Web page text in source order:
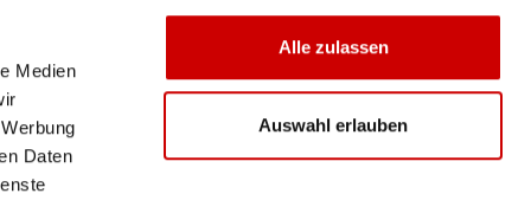
Medien
Daten
Alle zulassen
Auswahl erlauben
Versand